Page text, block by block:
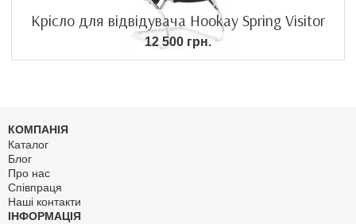
Крісло для відвідувача Hookay Spring Visitor
12 500 грн.
КОМПАНІЯ
Каталог
Блог
Про нас
Співпраця
Наші контакти
ІНФОРМАЦІЯ